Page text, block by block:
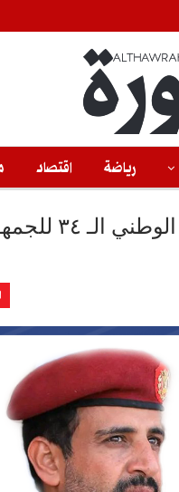
رياضة اقتصاد
وزير الدفاع ورئيس هيئة الأركان يهنئان